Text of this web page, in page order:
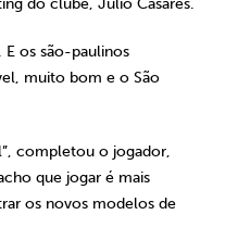
do clube, Julio Casares.
E os são-paulinos
muito bom e o São
completou o jogador,
que jogar é mais
os novos modelos de